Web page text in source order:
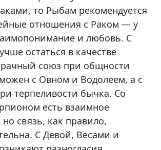
то Рыбам рекомендуется
отношения с Раком — у
и любовь. С
остаться в качестве
союз при общности
с Овном и Водолеем, а с
терпеливости бычка. Со
есть взаимное
связь, как правило,
С Девой, Весами и